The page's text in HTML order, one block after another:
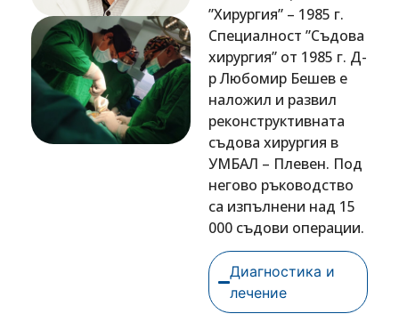
”Хирургия” – 1985 г.
Специалност ”Съдова
хирургия” от 1985 г. Д-
р Любомир Бешев е
наложил и развил
реконструктивната
съдова хирургия в
УМБАЛ – Плевен. Под
негово ръководство
са изпълнени над 15
000 съдови операции.
Диагностика и
лечение